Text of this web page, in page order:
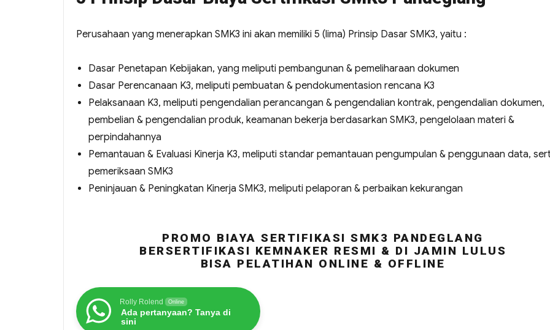
Perusahaan yang menerapkan SMK3 ini akan memiliki 5 (lima) Prinsip Dasar SMK3, yaitu :
Dasar Penetapan Kebijakan, yang meliputi pembangunan & pemeliharaan dokumen
Dasar Perencanaan K3, meliputi pembuatan & pendokumentasion rencana K3
Pelaksanaan K3, meliputi pengendalian perancangan & pengendalian kontrak, pengendalian dokumen,
pembelian & pengendalian produk, keamanan bekerja berdasarkan SMK3, pengelolaan materi &
perpindahannya
Pemantauan & Evaluasi Kinerja K3, meliputi standar pemantauan pengumpulan & penggunaan data,
pemeriksaan SMK3
Peninjauan & Peningkatan Kinerja SMK3, meliputi pelaporan & perbaikan kekurangan
PROMO BIAYA SERTIFIKASI SMK3 PANDEGLANG
BERSERTIFIKASI KEMNAKER RESMI & DI JAMIN LULUS
BISA PELATIHAN ONLINE & OFFLINE
Rolly Rolend Online
Ada pertanyaan? Tanya di
sini